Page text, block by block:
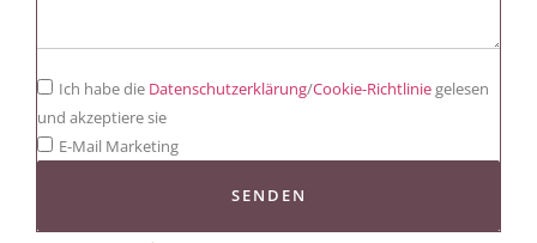
Ich habe die Datenschutzerklärung/Cookie-Richtliniegelesen
und akzeptiere sie
E-Mail Marketing
SENDEN